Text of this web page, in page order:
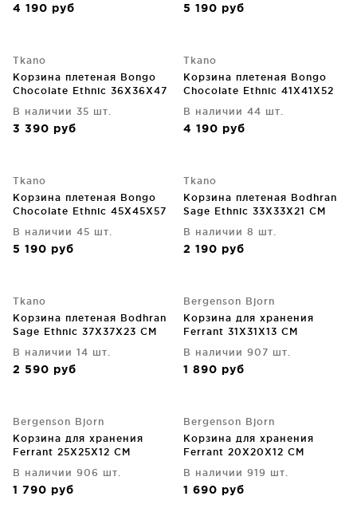
4 190 руб 5 190 руб
Tkano
Корзина плетеная Bongo
Chocolate Ethnic 36X36X47
В наличии 35 шт.
3 390 руб
Tkano
Корзина плетеная Bongo
Chocolate Ethnic 41X41X52
В наличии 44 шт.
4 190 руб
Tkano
Корзина плетеная Bongo
Chocolate Ethnic 45X45X57
В наличии 45 шт.
5 190 руб
Tkano
Корзина плетеная Bodhran
Sage Ethnic 33X33X21 CM
В наличии 8 шт.
2 190 руб
Tkano
Корзина плетеная Bodhran
Sage Ethnic 37X37X23 CM
В наличии 14 шт.
2 590 руб
Bergenson Bjorn
Корзина для хранения
Ferrant 31X31X13 CM
В наличии 907 шт.
1 890 руб
Bergenson Bjorn
Корзина для хранения
Ferrant 25X25X12 CM
В наличии 906 шт.
1 790 руб
Bergenson Bjorn
Корзина для хранения
Ferrant 20X20X12 CM
В наличии 919 шт.
1 690 руб